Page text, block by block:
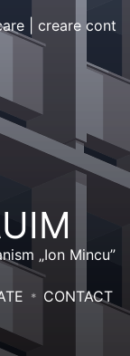
creare cont
„Ion Mincu”
CONTACT